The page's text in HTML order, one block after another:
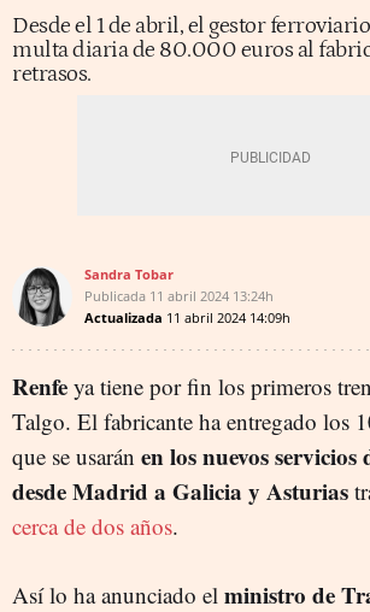
Desde el 1 de abril, el gestor
multa diaria de 80.000 euros al
retrasos.
Sandra Tobar
Publicada 11 abril 2024 13:24h
Actualizada 11 abril 2024 14:09h
Renfe ya tiene por fin los primeros
Talgo. El fabricante ha entregado los
que se usarán en los nuevos
desde Madrid a Galicia y Asturias
cerca de dos años.
Así lo ha anunciado el ministro de